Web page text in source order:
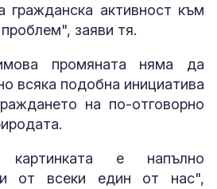
гражданска активност към
заяви тя.
промяната няма да
всяка подобна инициатива
на по-отговорно
е напълно
от всеки един от нас",